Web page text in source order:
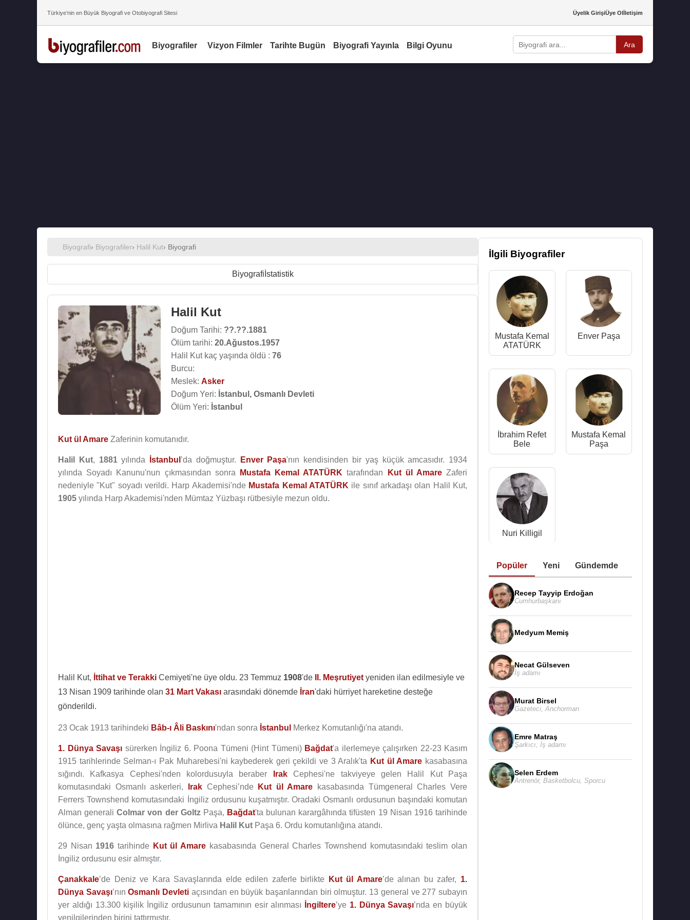
Türkiye’nin en Büyük Biyografi ve Otobiyografi Sitesi Üyelik GirişiÜye Olİletişim
Biyografiler Vizyon Filmler Tarihte Bugün Biyografi Yayınla Bilgi Oyunu Ara
Biyografi› Biyografiler› Halil Kut› Biyografi
Biyografi İstatistik
Halil Kut
Doğum Tarihi: ??.??.1881
Ölüm tarihi: 20.Ağustos.1957
Halil Kut kaç yaşında öldü : 76
Burcu:
Meslek: Asker
Doğum Yeri: İstanbul, Osmanlı Devleti
Ölüm Yeri: İstanbul
Kut ül Amare Zaferinin komutanıdır.
Halil Kut, 1881yılında İstanbul ’da doğmuştur. Enver Paşa'nın kendisinden bir yaş küçük amcasıdır. 1934
yılında Soyadı Kanunu'nun çıkmasından sonra
Mustafa Kemal ATATÜRK tarafından Kut ül AmareZaferi
nedeniyle "Kut" soyadı verildi. Harp Akademisi'nde Mustafa Kemal ATATÜRK ile sınıf arkadaşı olan Halil Kut,
1905 yılında Harp Akademisi'nden Mümtaz Yüzbaşı rütbesiyle mezun oldu.
Halil Kut, İttihat ve Terakki Cemiyeti'ne üye oldu. 23 Temmuz 1908'de II. Meşrutiyet yeniden ilan edilmesiyle ve
13 Nisan 1909 tarihinde olan 31 Mart Vakası arasındaki dönemde İran'daki hürriyet hareketine desteğe
gönderildi.
23 Ocak 1913 tarihindeki Bâb-ı Âli Baskını'ndan sonra İstanbul Merkez Komutanlığı'na atandı.
1. Dünya Savaşı sürerken İngiliz 6. Poona Tümeni (Hint Tümeni) Bağdat'a ilerlemeye çalışırken 22-23 Kasım
1915 tarihlerinde Selman-ı Pak Muharebesi'ni kaybederek geri çekildi ve 3 Aralık'ta Kut ül Amare kasabasına
sığındı. Kafkasya Cephesi'nden kolordusuyla beraber
IrakCephesi'ne takviyeye gelen Halil Kut Paşa
komutasındaki Osmanlı askerleri,
IrakCephesi’nde Kut ül Amare kasabasında Tümgeneral Charles Vere
Ferrers Townshend komutasındaki İngiliz ordusunu kuşatmıştır. Oradaki Osmanlı ordusunun başındaki komutan
Alman generaliColmar von der GoltzPaşa, Bağdat'ta bulunan karargâhında tifüsten 19 Nisan 1916 tarihinde
ölünce, genç yaşta olmasına rağmen Mirliva Halil Kut Paşa 6. Ordu komutanlığına atandı.
29 Nisan 1916 tarihinde Kut ül Amare kasabasında General Charles Townshend komutasındaki teslim olan
İngiliz ordusunu esir almıştır.
Çanakkale’de Deniz ve Kara Savaşlarında elde edilen zaferle birlikte Kut ül Amare’de alınan bu zafer, 1.
Dünya Savaşı’nınOsmanlı Devleti açısından en büyük başarılarından biri olmuştur. 13 general ve 277 subayın
yer aldığı 13.300 kişilik İngiliz ordusunun tamamının esir alınması
İngiltere’ye 1. Dünya Savaşı’nda en büyük
yenilgilerinden birini tattırmıştır.
İlgili Biyografiler
Mustafa Kemal
ATATÜRK
Enver Paşa
İbrahim Refet
Bele
Mustafa Kemal
Paşa
Nuri Killigil
Popüler Yeni Gündemde
Recep Tayyip Erdoğan
Cumhurbaşkanı
Medyum Memiş
Necat Gülseven
İş adamı
Murat Birsel
Gazeteci Anchorman
Emre Matraş
Şarkıcı İş adamı
Selen Erdem
Antrenör, Basketbolcu Sporcu